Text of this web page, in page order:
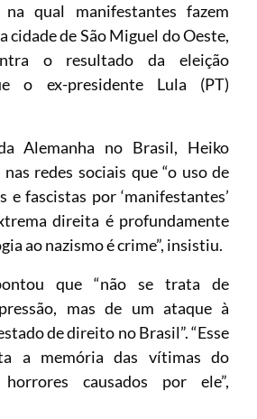
na qual manifestantes fazem
cidade de São Miguel do Oeste,
o resultado da eleição
o ex-presidente Lula (PT)
Alemanha no Brasil, Heiko
redes sociais que “o uso de
e fascistas por ‘manifestantes’
direita é profundamente
ao nazismo é crime”, insistiu.
que “não se trata de
mas de um ataque à
de direito no Brasil”. “Esse
a memória das vítimas do
causados por ele”,